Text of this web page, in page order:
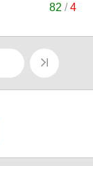
82 /4